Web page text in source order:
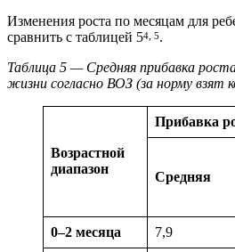
Изменения роста по месяцам для
сравнить с таблицей 54, 5.
Таблица 5 — Средняя прибавка роста
жизни согласно ВОЗ (за норму взят
Возрастной
диапазон
Прибавка
Средняя
0–2 месяца 7,9